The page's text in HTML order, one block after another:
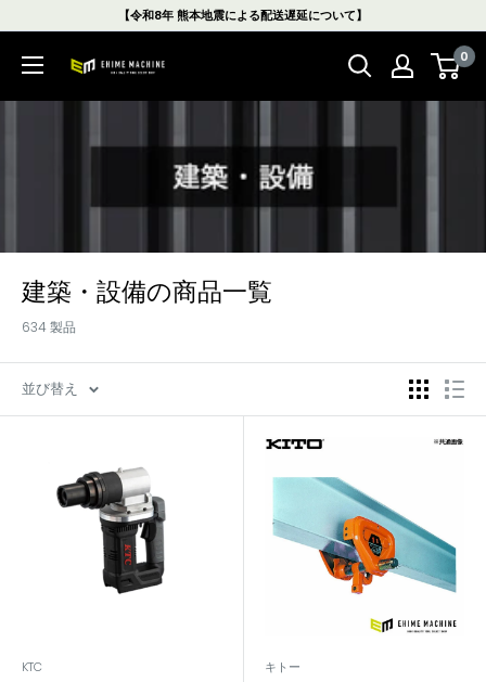
ン
【令和8年 熊本地震による配送遅延について】
エ
0
建築・設備の商品一覧
634 製品
並び替え
KTC キトー